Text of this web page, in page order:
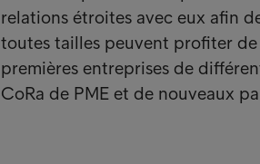
relations étroites avec eux afin
toutes tailles peuvent profiter
premières entreprises de
CoRa de PME et de nouveaux